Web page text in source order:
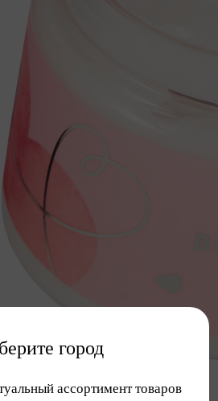
город
ассортимент товаров